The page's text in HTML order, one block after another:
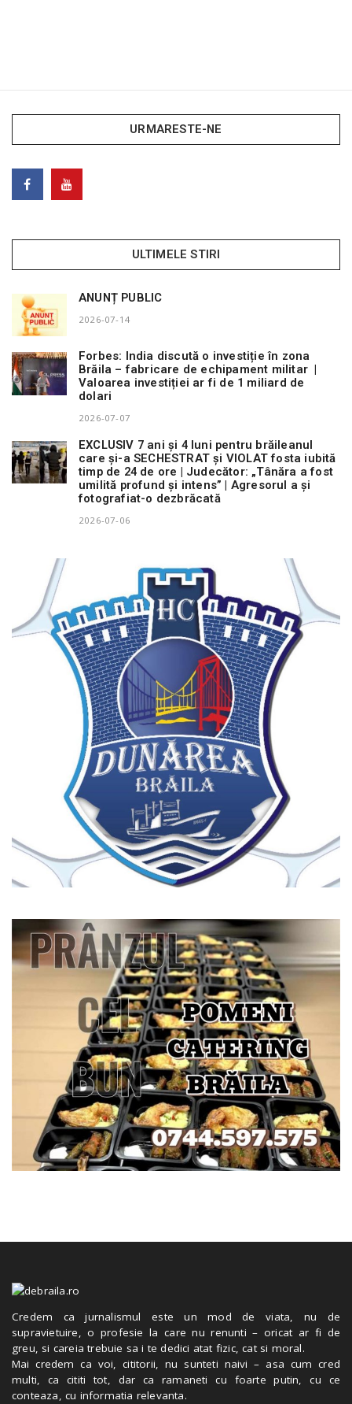
URMARESTE-NE
ULTIMELE STIRI
ANUNȚ PUBLIC
2026-07-14
Forbes: India discută o investiție în zona
Brăila – fabricare de echipament militar |
Valoarea investiției ar fi de 1 miliard de
dolari
2026-07-07
EXCLUSIV 7 ani și 4 luni pentru brăileanul
care și-a SECHESTRAT și VIOLAT fosta iubită
timp de 24 de ore | Judecător: „Tânăra a fost
umilită profund și intens” | Agresorul a și
fotografiat-o dezbrăcată
2026-07-06
Credem ca jurnalismul este un mod de viata, nu de
supravietuire, o profesie la care nu renunti – oricat ar fi de
greu, si careia trebuie sa i te dedici atat fizic, cat si moral.
Mai credem ca voi, cititorii, nu sunteti naivi – asa cum cred
multi, ca cititi tot, dar ca ramaneti cu foarte putin, cu ce
conteaza, cu informatia relevanta.